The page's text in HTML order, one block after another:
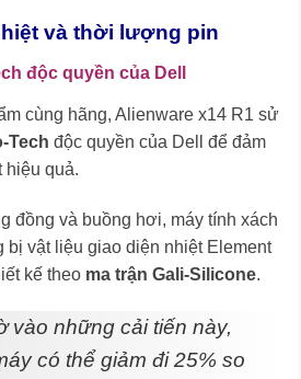
và thời lượng pin
độc quyền của Dell
cùng hãng, Alienware x14 R1 sử
Tech độc quyền của Dell để đảm
hiệu quả.
đồng và buồng hơi, máy tính xách
bị vật liệu giao diện nhiệt Element
kế theo ma trận Gali-Silicone.
vào những cải tiến này,
có thể giảm đi 25% so